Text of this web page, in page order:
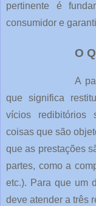
pertinente é
consumidor e
O
A
que significa
vícios redibitórios
coisas que são
que as prestações
partes, como a
etc.). Para que um
deve atender a três